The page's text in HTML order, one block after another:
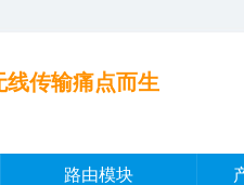
线传输痛点而生
路由模块